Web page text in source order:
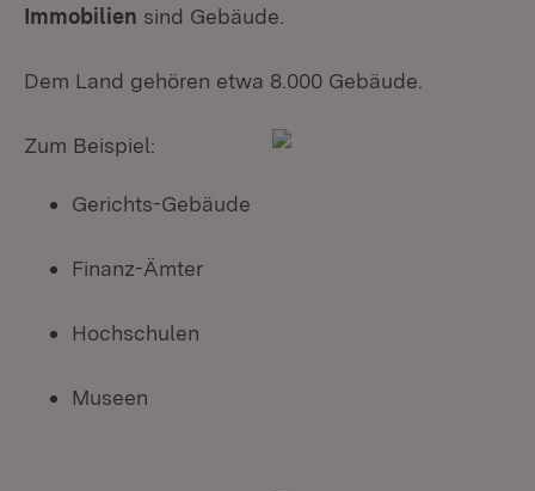
Immobilien sind Gebäude.
Dem Land gehören etwa 8.000 Gebäude.
Zum Beispiel:
Gerichts-Gebäude
Finanz-Ämter
Hochschulen
Museen